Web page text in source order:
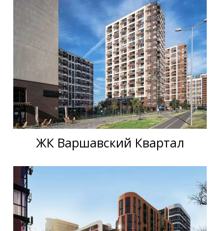
ЖК Варшавский Квартал